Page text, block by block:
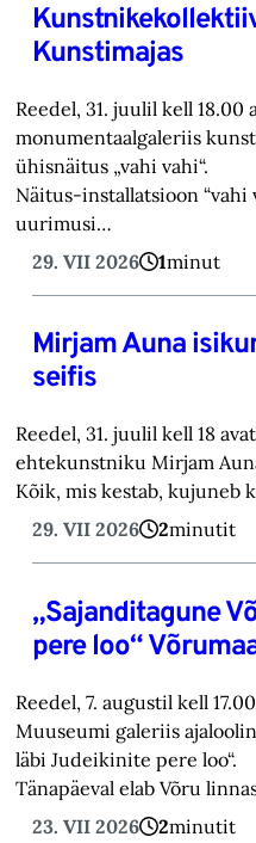
Kunstimajas
Reedel, 31. juulil kell 18.00
monumentaalgaleriis
ühisnäitus „vahi vahi“.
Näitus-installatsioon
uurimusi…
29. VII 2026
1minut
Mirjam Auna
seifis
Reedel, 31. juulil kell 18
ehtekunstniku Mirjam
Kõik, mis kestab, kujuneb
29. VII 2026
2minutit
„Sajanditagune
pere loo“
Reedel, 7. augustil kell
Muuseumi galeriis
läbi Judeikinite pere loo“.
Tänapäeval elab Võru
23. VII 2026
2minutit